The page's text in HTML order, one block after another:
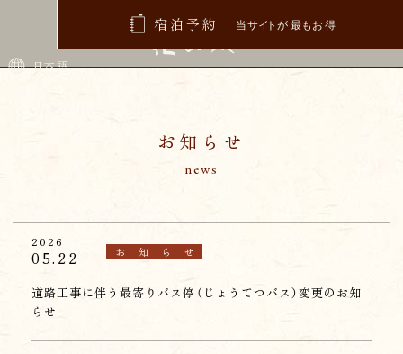
プライバシーポリシーについて
株式会社ホテル鹿の湯および関連会社（以下、「当グル
ープ」といいます）は、個人情報保護の重要性を十分認
【利用目的】
情報を利用する範囲を本人が合理的に予想できる
・当グループからの予約等に関する連絡、ご案内、
日本語
宿泊予約
お知らせ
news
2026
05.22 お知らせ
道路工事に伴う最寄りバス停（じょうてつバス）変更のお知
らせ